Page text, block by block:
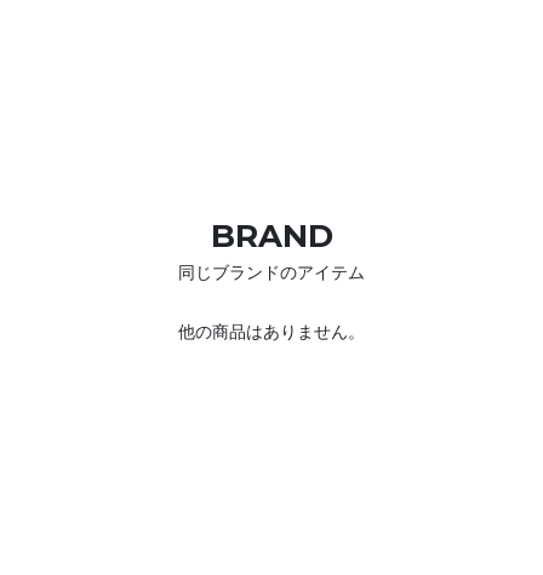
BRAND
同じブランドのアイテム
他の商品はありません。